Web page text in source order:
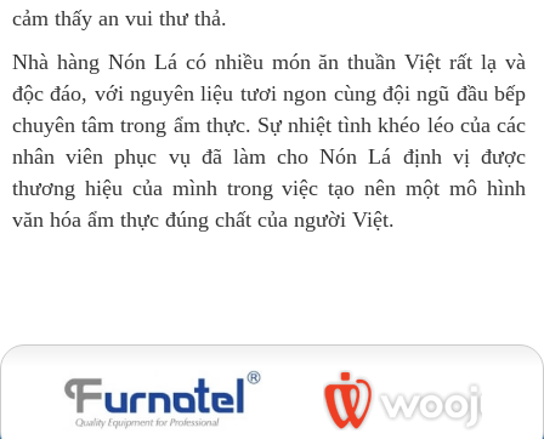
cảm thấy an vui thư thả.
Nhà hàng Nón Lá có nhiều món ăn thuần Việt rất lạ và
độc đáo, với nguyên liệu tươi ngon cùng đội ngũ đầu bếp
chuyên tâm trong ẩm thực. Sự nhiệt tình khéo léo của các
nhân viên phục vụ đã làm cho Nón Lá định vị được
thương hiệu của mình trong việc tạo nên một mô hình
văn hóa ẩm thực đúng chất của người Việt.